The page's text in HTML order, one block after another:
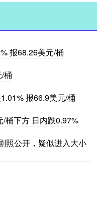
报68.26美元/桶
桶
报66.9美元/桶
桶下方 日内跌0.97%
照公开，疑似进入大小